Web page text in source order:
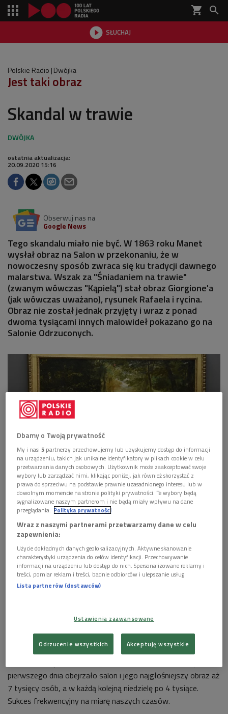
shopping_cart 
 SŁUCHAJ

Polskie Radio Dwójka
Jest taki obraz
Skandal w trawie
ostatnia aktualizacja:
20.09.2020 15:16
Obserwuj nas na
Google News
Tego skandalu miało nie być. W 1863 roku Manet
wysłał obraz na Salon w przekonaniu, że w
nowoczesny sposób zwraca się ku tradycji dawnego
malarstwa. Wszak za "Śniadaniem na trawie"
(zwanym wówczas "Kąpielą") stał obraz Giorgione'a
(jak wówczas uważano), rysunek Rafaela i rycina.
Obraz nie został jednak przyjęty i wraz z ponad
dwoma tysiącami innych malowideł pokazano go na
Salonie Odrzuconych.
Édouard Manet "Śniadanie na trawie", Musée d'Orsay Foto: Shutterstock/
Bumble Dee
POSŁUCHAJ
14:37
Édouard Manet "Śniadanie na trawie" (Jest taki
obrazem. Publiczność gorszyła się nieobyczajnością, a krytycy
sztuki pastwili się nad jego rzekomą malarską
niedoskonałością. Zamiast triumfu spotkała Maneta
pierwszego dnia obejrzało salon i jego najgłośniejszy obraz aż
7 tysięcy osób, a w każdą kolejną niedzielę po 4 tysiące.
Sukces frekwencyjny na miarę naszych czasów.
Dbamy o Twoją prywatność
My i nasi5 partnerzy przechowujemy lub uzyskujemy dostęp do informacji
na urządzeniu, takich jak unikalne identyfikatory w plikach cookie w celu
przetwarzania danych osobowych. Użytkownik może zaakceptować swoje
wybory lub zarządzać nimi, klikając poniżej, jak również skorzystać z
prawa do sprzeciwu na podstawie prawnie uzasadnionego interesu lub w
dowolnym momencie na stronie polityki prywatności. Te wybory będą
sygnalizowane naszym partnerom i nie będą miały wpływu na dane
przeglądania. Polityka prywatności
Wraz z naszymi partnerami przetwarzamy dane w celu
zapewnienia:
Użycie dokładnych danych geolokalizacyjnych. Aktywne skanowanie
charakterystyki urządzenia do celów identyfikacji. Przechowywanie
informacji na urządzeniu lub dostęp do nich. Spersonalizowane reklamy i
treści, pomiar reklam i treści, badnie odbiorców i ulepszanie usług.
Lista partnerów (dostawców)
Ustawienia zaawansowane
Odrzucenie wszystkich Akceptuję wszystkie